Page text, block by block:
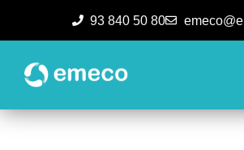
93 840 50 80